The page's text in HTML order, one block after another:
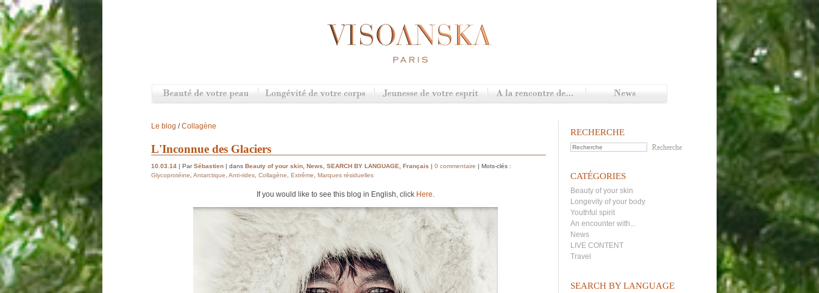
RECHERCHE
CATÉGORIES
Beauty of your skin
Longevity of your body
Youthful spirit
An encounter with...
News
LIVE CONTENT
Travel
SEARCH BY LANGUAGE
Le blog /Collagène
L'Inconnue des Glaciers
10.03.14 | ParSébastien | dans Beauty of your skin, News, SEARCH BY LANGUAGE, Français | 0 commentaire | Mots-clés :
Glycoprotéine, Antarctique, Anti-rides, Collagène, Extrême, Marques résiduelles
If you would like to see this blog in English, click Here.